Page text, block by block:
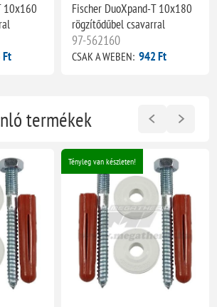
10x160
Ft
Fischer DuoXpand-T 10x180
rögzítődűbel csavarral
97-562160
CSAK A WEBEN: 942 Ft
termékek
Tényleg van készleten!